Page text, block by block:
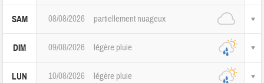
SAM 08/08/2026 partiellement nuageux
DIM 09/08/2026 légère pluie
LUN 10/08/2026 légère pluie